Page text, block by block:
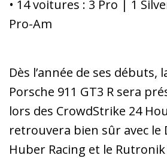
• 14 voitures : 3 Pro | 1
Pro-Am
Dès l’année de ses débuts,
Porsche 911 GT3 R sera
lors des CrowdStrike 24
retrouvera bien sûr avec le
Huber Racing et le